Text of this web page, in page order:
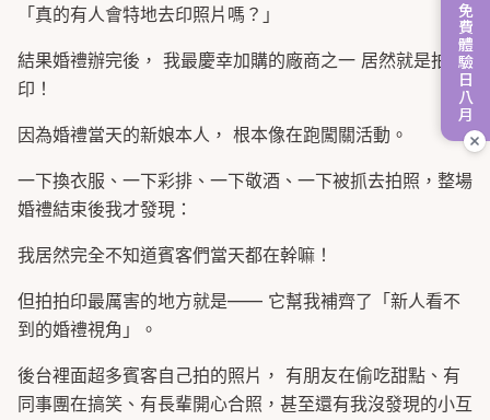
免費體驗日八月
「真的有人會特地去印照片嗎？」
結果婚禮辦完後， 我最慶幸加購的廠商之一 居然就是拍拍
印！
因為婚禮當天的新娘本人， 根本像在跑闖關活動。
一下換衣服、一下彩排、一下敬酒、一下被抓去拍照，整場
婚禮結束後我才發現：
我居然完全不知道賓客們當天都在幹嘛！
但拍拍印最厲害的地方就是—— 它幫我補齊了「新人看不
到的婚禮視角」。
後台裡面超多賓客自己拍的照片， 有朋友在偷吃甜點、有
同事團在搞笑、有長輩開心合照，甚至還有我沒發現的小互